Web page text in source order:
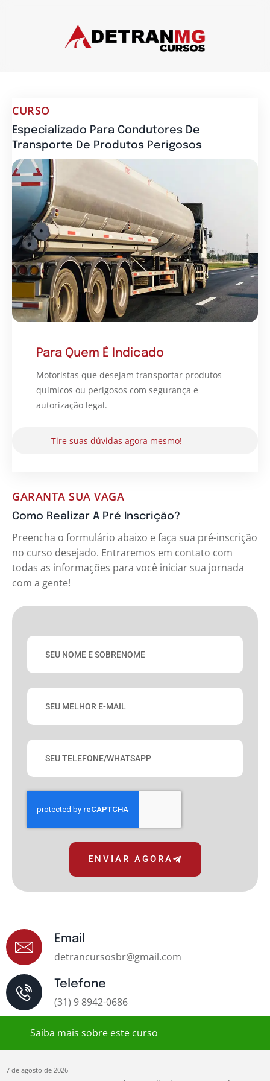
CURSO
Especializado Para Condutores De
Transporte De Produtos Perigosos
Para Quem É Indicado
Motoristas que desejam transportar produtos
químicos ou perigosos com segurança e
autorização legal.
Tire suas dúvidas agora mesmo!
GARANTA SUA VAGA
Como Realizar A Pré Inscrição?
Preencha o formulário abaixo e faça sua pré-inscrição
no curso desejado. Entraremos em contato com
todas as informações para você iniciar sua jornada
com a gente!
ENVIAR AGORA
Email
detrancursosbr@gmail.com
Telefone
(31) 9 8942-0686
Saiba mais sobre este curso
7 de agosto de 2026